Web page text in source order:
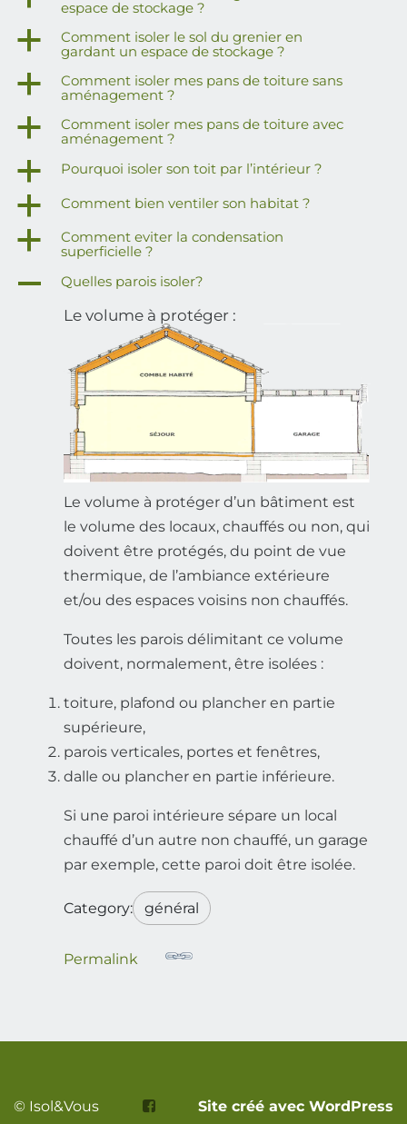
espace de stockage ?
a
Comment isoler le sol du grenier en
gardant un espace de stockage ?
a
Comment isoler mes pans de toiture sans
aménagement ?
a
Comment isoler mes pans de toiture avec
aménagement ?
a Pourquoi isoler son toit par l’intérieur ?
a Comment bien ventiler son habitat ?
a
Comment eviter la condensation
superficielle ?
A Quelles parois isoler?
Le volume à protéger :
Le volume à protéger d’un bâtiment est
le volume des locaux, chauffés ou non, qui
doivent être protégés, du point de vue
thermique, de l’ambiance extérieure
et/ou des espaces voisins non chauffés.
Toutes les parois délimitant ce volume
doivent, normalement, être isolées :
toiture, plafond ou plancher en partie
supérieure,
parois verticales, portes et fenêtres,
dalle ou plancher en partie inférieure.
Si une paroi intérieure sépare un local
chauffé d’un autre non chauffé, un garage
par exemple, cette paroi doit être isolée.
Category: général
Permalink
© Isol&Vous Site créé avec WordPress